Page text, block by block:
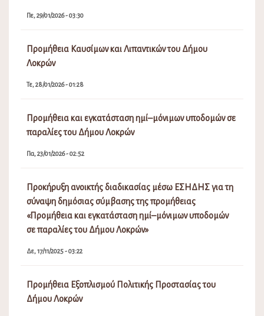
Πε, 29/01/2026 - 03:30
Προμήθεια Καυσίμων και Λιπαντικών του Δήμου
Λοκρών
Τε, 28/01/2026 - 01:28
Προμήθεια και εγκατάσταση ημί–μόνιμων υποδομών σε
παραλίες του Δήμου Λοκρών
Πα, 23/01/2026 - 02:52
Προκήρυξη ανοικτής διαδικασίας μέσω ΕΣΗΔΗΣ για τη
σύναψη δημόσιας σύμβασης της προμήθειας
«Προμήθεια και εγκατάσταση ημί–μόνιμων υποδομών
σε παραλίες του Δήμου Λοκρών»
Δε, 17/11/2025 - 03:22
Προμήθεια Εξοπλισμού Πολιτικής Προστασίας του
Δήμου Λοκρών